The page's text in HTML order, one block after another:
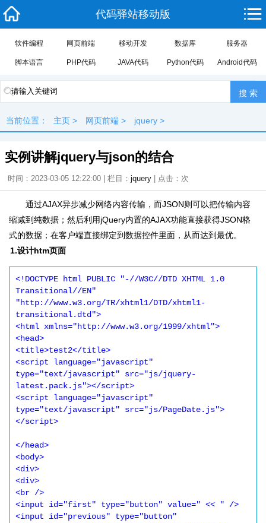
代码驿站移动版
软件编程 网页前端 移动开发 数据库 服务器
脚本语言 PHP代码 JAVA代码 Python代码 Android代码
当前位置： 主页 > 网页前端 > jquery >
实例讲解jquery与json的结合
时间：2023-03-05 12:22:00 | 栏目： jquery | 点击： 次
通过AJAX异步减少网络内容传输，而JSON则可以把传输内容
缩减到纯数据；然后利用jQuery内置的AJAX功能直接获得JSON格
式的数据；在客户端直接绑定到数据控件里面，从而达到最优。
1.设计htm页面
<!DOCTYPE html PUBLIC "-//W3C//DTD XHTML 1.0
Transitional//EN"
"http://www.w3.org/TR/xhtml1/DTD/xhtml1-
transitional.dtd">
<html xmlns="http://www.w3.org/1999/xhtml">
<head>
<title>test2</title>
<script language="javascript"
type="text/javascript" src="js/jquery-
latest.pack.js"></script>
<script language="javascript"
type="text/javascript" src="js/PageDate.js">
</script>
</head>
<body>
<div>
<div>
<br />
<input id="first" type="button" value=" << " />
<input id="previous" type="button"